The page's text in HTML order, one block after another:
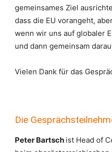
gemeinsames Ziel
dass die EU vorangeht,
wenn wir uns auf globaler
und dann gemeinsam
Vielen Dank für das
Die
Peter Bartsch ist Head of